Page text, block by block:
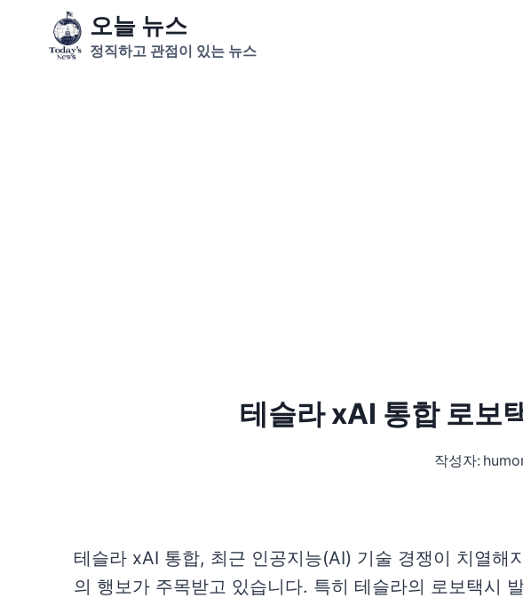
오늘 뉴스
정직하고 관점이 있는 뉴스
테슬라 xAI 통합 로보
작성자:
테슬라 xAI 통합, 최근 인공지능(AI) 기술 경쟁이 치열해
의 행보가 주목받고 있습니다. 특히 테슬라의 로보택시